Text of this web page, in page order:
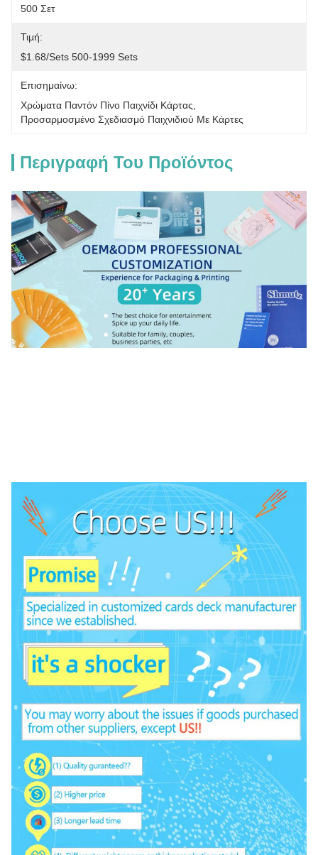
500 Σετ
Τιμή:
$1.68/sets 500-1999 Sets
Επισημαίνω:
Χρώματα Παντόν Πίνο Παιχνίδι Κάρτας
Προσαρμοσμένο Σχεδιασμό Παιχνιδιού Με Κάρτες
Περιγραφή Του Προϊόντος